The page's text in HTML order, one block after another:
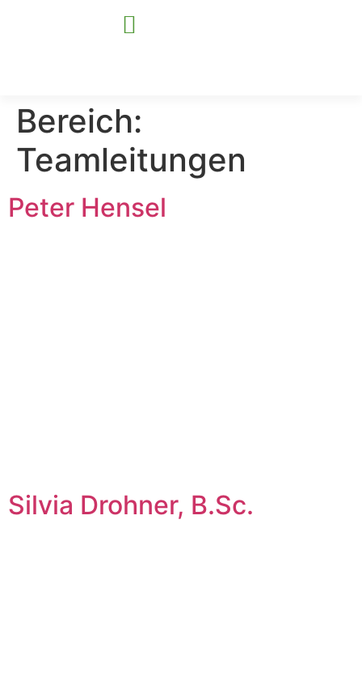
Bereich:
Teamleitungen
Peter Hensel
Silvia Drohner, B.Sc.